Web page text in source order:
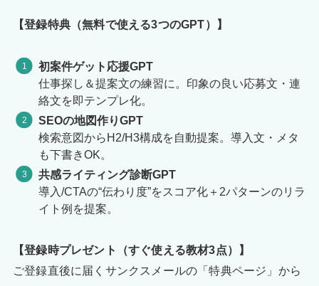
【登録特典（無料で使える3つのGPT）】
初案件ゲット応援GPT
仕事探し＆提案文の練習に。印象の良い応募文・連
絡文を即テンプレ化。
SEOの地図作りGPT
検索意図からH2/H3構成を自動提案。導入文・メタ
も下書きOK。
共感ライティング診断GPT
導入/CTAの“伝わり度”をスコア化＋2パターンのリラ
イト例を提案。
【登録時プレゼント（すぐ使える教材3点）】
ご登録直後に届くサンクスメールの「特典ページ」から